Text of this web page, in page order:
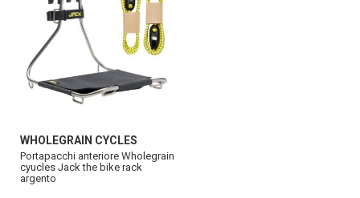
WHOLEGRAIN CYCLES
Portapacchi anteriore Wholegrain
cyucles Jack the bike rack
argento